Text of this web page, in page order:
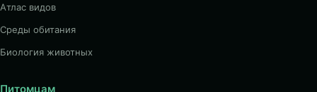
Атлас видов
Среды обитания
Биология животных
Питомцам